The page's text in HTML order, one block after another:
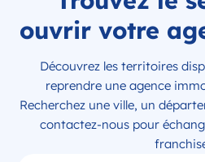
ouvrir votre
Découvrez les territoires
reprendre une agence
Recherchez une ville, un
contactez-nous pour